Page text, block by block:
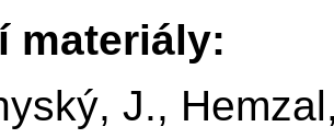
materiály:
J.,